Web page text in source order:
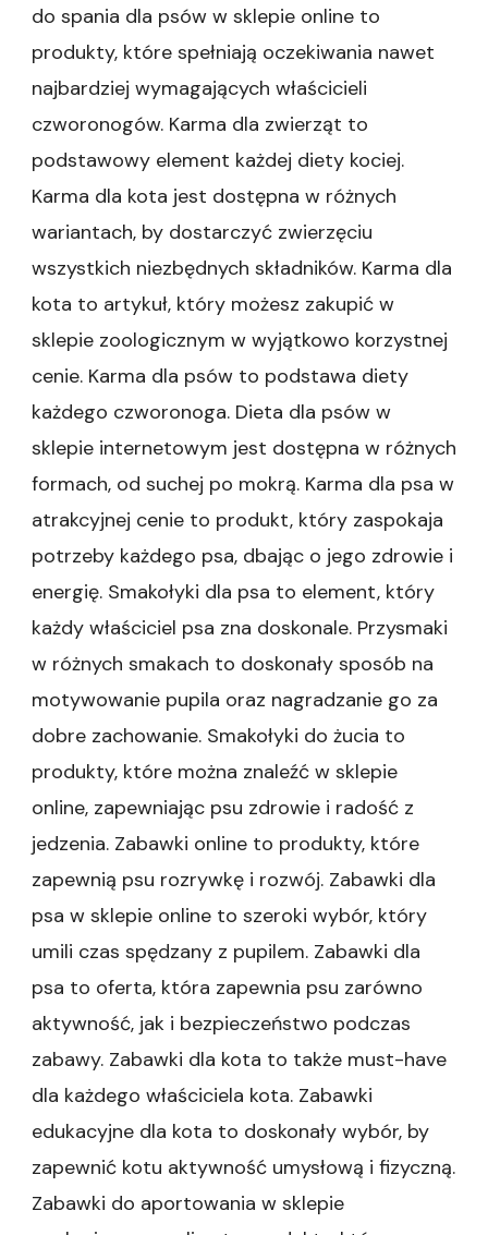
dla
kota|Sklep
internetowy
Produkty
dla
w
jednym
zoologiczny
–
ceny
każdego
zwierzęcia|Sklep
internecie
–
o
zdrowie
swojego
kota|Sklep
internetowy
–
oferta
produktów
psów|Sklep
internetowy
Idealne
miejsce
akcesoriami
zwierząt|Sklep
zoologiczny
–
Zadbaj
akcesoria,
które
oczekiwania
zwierzaka|Sklep
internetowy
do spania dla psów w sklepie online to
produkty, które spełniają oczekiwania nawet
najbardziej wymagających właścicieli
czworonogów. Karma dla zwierząt to
podstawowy element każdej diety kociej.
Karma dla kota jest dostępna w różnych
wariantach, by dostarczyć zwierzęciu
wszystkich niezbędnych składników. Karma dla
kota to artykuł, który możesz zakupić w
sklepie zoologicznym w wyjątkowo korzystnej
cenie. Karma dla psów to podstawa diety
każdego czworonoga. Dieta dla psów w
sklepie internetowym jest dostępna w różnych
formach, od suchej po mokrą. Karma dla psa w
atrakcyjnej cenie to produkt, który zaspokaja
potrzeby każdego psa, dbając o jego zdrowie i
energię. Smakołyki dla psa to element, który
każdy właściciel psa zna doskonale. Przysmaki
w różnych smakach to doskonały sposób na
motywowanie pupila oraz nagradzanie go za
dobre zachowanie. Smakołyki do żucia to
produkty, które można znaleźć w sklepie
online, zapewniając psu zdrowie i radość z
jedzenia. Zabawki online to produkty, które
zapewnią psu rozrywkę i rozwój. Zabawki dla
psa w sklepie online to szeroki wybór, który
umili czas spędzany z pupilem. Zabawki dla
psa to oferta, która zapewnia psu zarówno
aktywność, jak i bezpieczeństwo podczas
zabawy. Zabawki dla kota to także must-have
dla każdego właściciela kota. Zabawki
edukacyjne dla kota to doskonały wybór, by
zapewnić kotu aktywność umysłową i fizyczną.
Zabawki do aportowania w sklepie